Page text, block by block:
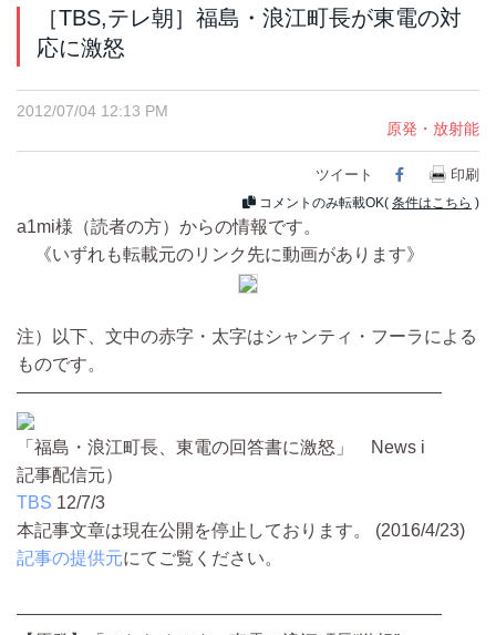
［TBS,テレ朝］福島・浪江町長が東電の対
応に激怒
2012/07/04 12:13 PM
原発・放射能
ツイート Facebook
印刷
コメントのみ転載OK( 条件はこちら )
a1mi様（読者の方）からの情報です。
《いずれも転載元のリンク先に動画があります》
注）以下、文中の赤字・太字はシャンティ・フーラによる
ものです。
————————————————————————
「福島・浪江町長、東電の回答書に激怒」 News i
記事配信元）
TBS 12/7/3
本記事文章は現在公開を停止しております。 (2016/4/23)
記事の提供元にてご覧ください。
————————————————————————